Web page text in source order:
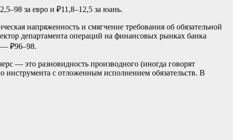
за евро и ₽11,8–12,5 за юань.
напряженность и смягчение требования об обязательной
департамента операций на финансовых рынках банка
— ₽96–98.
— это разновидность производного (иногда говорят
инструмента с отложенным исполнением обязательств. В